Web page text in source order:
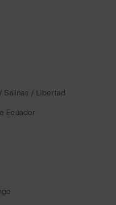
Salinas / Libertad
Ecuador